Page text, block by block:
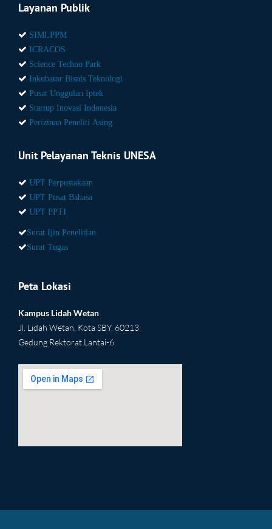
Layanan Publik
SIMLPPM
ICRACOS
Science Techno Park
Inkubator Bisnis Teknologi
Pusat Unggulan Iptek
Startup Inovasi Indonesia
Perizinan Peneliti Asing
Unit Pelayanan Teknis UNESA
UPT Perpustakaan
UPT Pusat Bahasa
UPT PPTI
Surat Ijin Penelitian
Surat Tugas
Peta Lokasi
Kampus Lidah Wetan
Jl. Lidah Wetan, Kota SBY, 60213
Gedung Rektorat Lantai-6
html embed google map